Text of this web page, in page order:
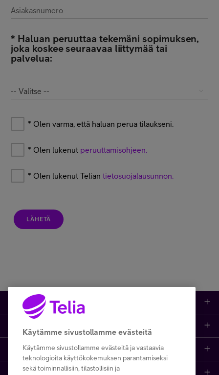
Asiakasnumero
* Haluan peruuttaa tekemäni sopimuksen,
joka koskee seuraavaa liittymää tai
palvelua:
-- Valitse --
* Olen varma, että haluan perua tilaukseni.
* Olen lukenut peruuttamisohjeen.
* Olen lukenut Teliantietosuojalausunnon.
LÄHETÄ
Kauppa
Puhelinliittymät
Tarjoukset
Asiakastuki netissä
Ota yhteyttä
Käytämme sivustollamme evästeitä
Käytämme sivustollamme evästeitä ja vastaavia
teknologioita käyttökokemuksen parantamiseksi
sekä toiminnallisiin, tilastollisiin ja